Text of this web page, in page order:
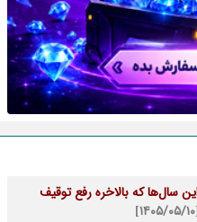
سال‌ها که بالاخره رفع توقیف
۱۰]